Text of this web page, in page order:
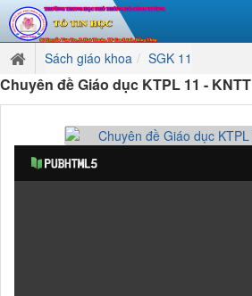
Sách giáo khoa SGK 11
Chuyên đề Giáo dục KTPL 11 - KNTT